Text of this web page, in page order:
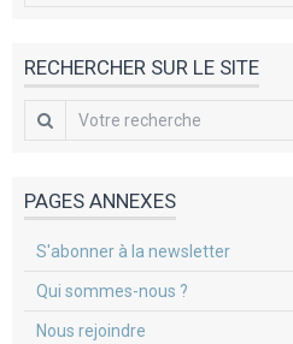
RECHERCHER SUR LE SITE
PAGES ANNEXES
S'abonner à la newsletter
Qui sommes-nous ?
Nous rejoindre